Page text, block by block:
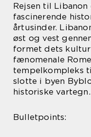
Rejsen til
fascinerende
årtusinder.
øst og vest
formet dets
fænomenale
tempelkompleks
slotte i byen
historiske vartegn.
Bulletpoints: